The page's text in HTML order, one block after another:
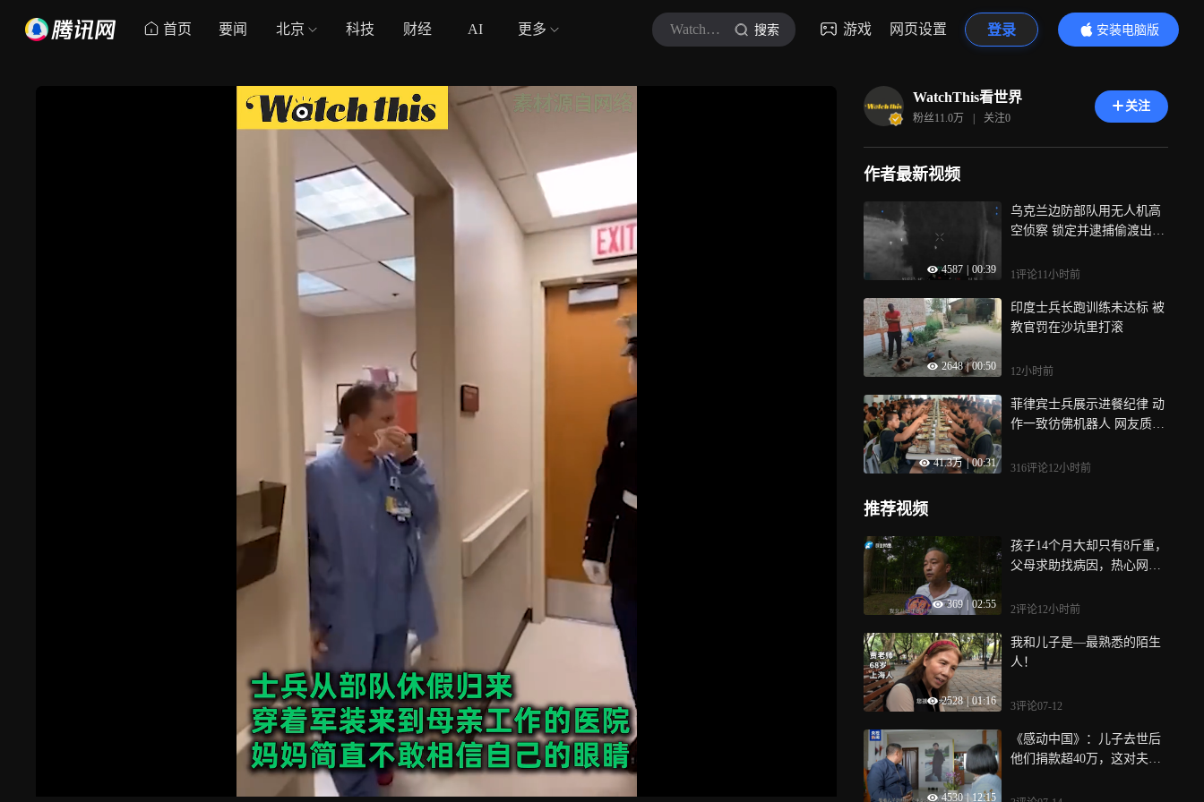
首页 要闻 北京 科技 财经 AI 更多 WatchThis看世界 搜索 游戏 网页设置 登录
安装电脑版
内容更精彩
WatchThis看世界
粉丝11.0万 | 关注0
关注
作者最新视频
4587 00:39
乌克兰边防部队用无人机高
空侦察 锁定并逮捕偷渡出国
1评论11小时前
2648 | 00:50
印度士兵长跑训练未达标 被
教官罚在沙坑里打滚
12小时前
41.3万 | 00:31
菲律宾士兵展示进餐纪律 动
作一致彷佛机器人 网友质疑
316评论12小时前
推荐视频
369 02:55
孩子14个月大却只有8斤重，
父母求助找病因，热心网友
2评论12小时前
2528 | 01:16
我和儿子是—最熟悉的陌生
人！
3评论07-12
4530 12:15
《感动中国》：儿子去世后
他们捐款超40万，这对夫妻